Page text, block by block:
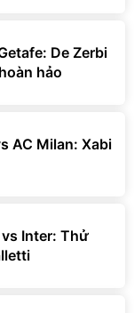
De Zerbi
hảo
AC Milan: Xabi
Inter: Thử